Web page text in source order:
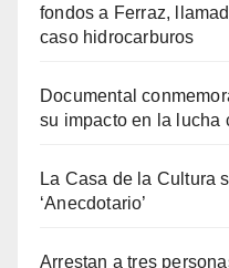
fondos a Ferraz,
caso hidrocarburos
Documental
su impacto en la lucha
La Casa de la Cultura
‘Anecdotario’
Arrestan a tres